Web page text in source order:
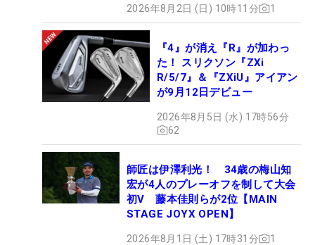
2026年8月2日 (日) 10時11分 1
『4』が消え『R』が加わっ
た！ スリクソン『ZXi
R/5/7』＆『ZXiU』アイアン
が9月12日デビュー
2026年8月5日 (水) 17時56分
62
師匠は伊澤利光！ 34歳の梅山知
宏が4人のプレーオフを制して大会
初V 藤本佳則らが2位【MAIN
STAGE JOYX OPEN】
2026年8月1日 (土) 17時31分 1